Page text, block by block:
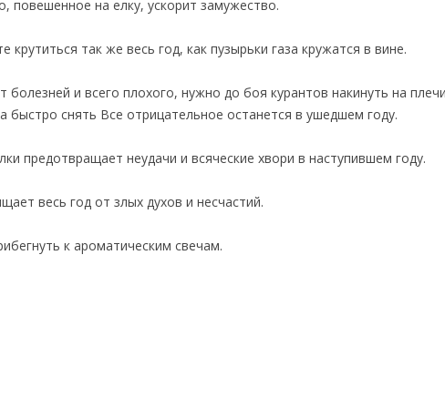
повешенное на елку, ускорит замужество.
так же весь год, как пузырьки газа кружатся в вине.
и всего плохого, нужно до боя курантов накинуть на
быстро снять Все отрицательное останется в ушедшем году.
предотвращает неудачи и всяческие хвори в наступившем году.
весь год от злых духов и несчастий.
к ароматическим свечам.